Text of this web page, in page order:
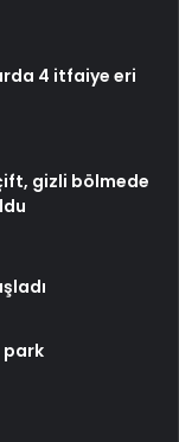
4 itfaiye eri
gizli bölmede
park